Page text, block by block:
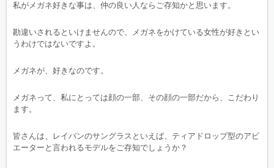
私がメガネ好きな事は、仲の良い人ならご存知かと思います。
勘違いされるといけませんので、メガネをかけている女性が好きとい
うわけではないですよ。
メガネが、好きなのです。
メガネって、私にとっては顔の一部、その顔の一部だから、こだわり
ます。
皆さんは、レイバンのサングラスといえば、ティアドロップ型のアビ
エーターと言われるモデルをご存知でしょうか？